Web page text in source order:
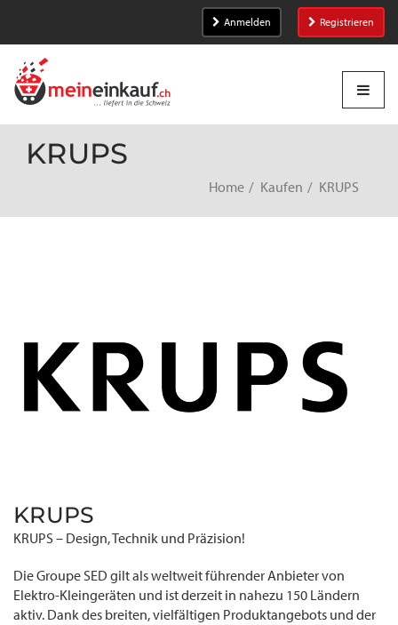
Anmelden Registrieren
KRUPS
Home Kaufen KRUPS
KRUPS
KRUPS – Design, Technik und Präzision!
Die Groupe SED gilt als weltweit führender Anbieter von
Elektro-Kleingeräten und ist derzeit in nahezu 150 Ländern
aktiv. Dank des breiten, vielfältigen Produktangebots und der